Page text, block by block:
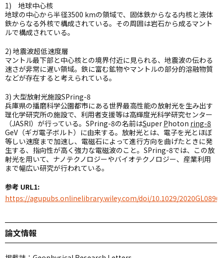
1) 地球中心核
地球の中心から半径3500 kmの領域で、固体鉄からなる内核と液体
鉄からなる外核で構成されている。その周囲は岩石から成るマント
ルで構成されている。
2) 地震波超低速度層
マントル最下部と中心核との境界付近に見られる、地震波の伝わる
速さが非常に遅い領域。鉄に富む鉱物やマントルの部分的溶融物質
などが存在すると考えられている。
3) 大型放射光施設SPring-8
兵庫県の播磨科学公園都市にある世界最高性能の放射光を生み出す
理化学研究所の施設で、利用者支援等は高輝度光科学研究センター
（JASRI）が行っている。 SPring-8の名前はSuper Photon ring-8
GeV （ギガ電子ボルト）に由来する。放射光とは、電子を光とほぼ
等しい速度まで加速し、電磁石によって進行方向を曲げたときに発
生する、指向性が高く強力な電磁波のこと。 SPring-8では、この放
射光を用いて、ナノテクノロジーやバイオテクノロジー、産業利用
まで幅広い研究が行われている。
参考 URL1:
https://agupubs.onlinelibrary.wiley.com/doi/10.1029/
論文情報